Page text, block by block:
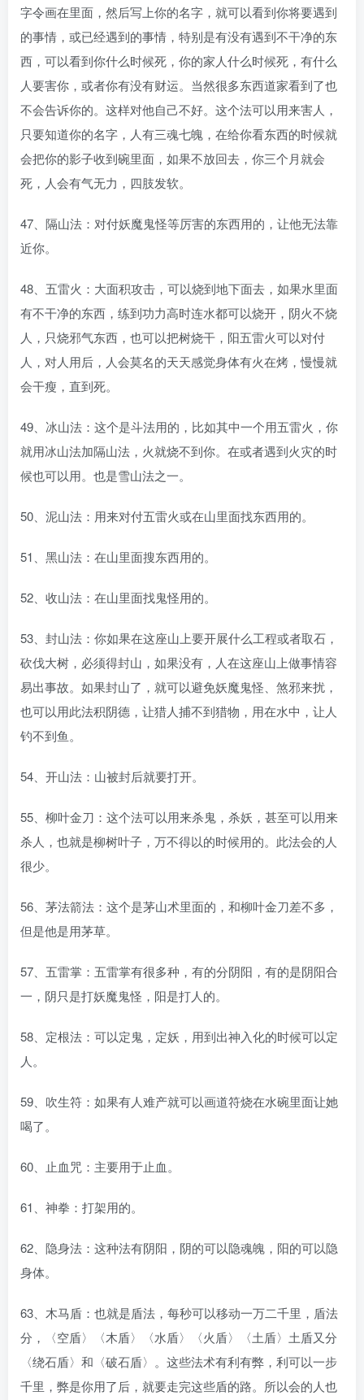
字令画在里面，然后写上你的名字，就可以看到你将要遇到
的事情，或已经遇到的事情，特别是有没有遇到不干净的东
西，可以看到你什么时候死，你的家人什么时候死，有什么
人要害你，或者你有没有财运。当然很多东西道家看到了也
不会告诉你的。这样对他自己不好。这个法可以用来害人，
只要知道你的名字，人有三魂七魄，在给你看东西的时候就
会把你的影子收到碗里面，如果不放回去，你三个月就会
死，人会有气无力，四肢发软。
47、隔山法：对付妖魔鬼怪等厉害的东西用的，让他无法靠
近你。
48、五雷火：大面积攻击，可以烧到地下面去，如果水里面
有不干净的东西，练到功力高时连水都可以烧开，阴火不烧
人，只烧邪气东西，也可以把树烧干，阳五雷火可以对付
人，对人用后，人会莫名的天天感觉身体有火在烤，慢慢就
会干瘦，直到死。
49、冰山法：这个是斗法用的，比如其中一个用五雷火，你
就用冰山法加隔山法，火就烧不到你。在或者遇到火灾的时
候也可以用。也是雪山法之一。
50、泥山法：用来对付五雷火或在山里面找东西用的。
51、黑山法：在山里面搜东西用的。
52、收山法：在山里面找鬼怪用的。
53、封山法：你如果在这座山上要开展什么工程或者取石，
砍伐大树，必须得封山，如果没有，人在这座山上做事情容
易出事故。如果封山了，就可以避免妖魔鬼怪、煞邪来扰，
也可以用此法积阴德，让猎人捕不到猎物，用在水中，让人
钓不到鱼。
54、开山法：山被封后就要打开。
55、柳叶金刀：这个法可以用来杀鬼，杀妖，甚至可以用来
杀人，也就是柳树叶子，万不得以的时候用的。此法会的人
很少。
56、茅法箭法：这个是茅山术里面的，和柳叶金刀差不多，
但是他是用茅草。
57、五雷掌：五雷掌有很多种，有的分阴阳，有的是阴阳合
一，阴只是打妖魔鬼怪，阳是打人的。
58、定根法：可以定鬼，定妖，用到出神入化的时候可以定
人。
59、吹生符：如果有人难产就可以画道符烧在水碗里面让她
喝了。
60、止血咒：主要用于止血。
61、神拳：打架用的。
62、隐身法：这种法有阴阳，阴的可以隐魂魄，阳的可以隐
身体。
63、木马盾：也就是盾法，每秒可以移动一万二千里，盾法
分，〈空盾〉〈木盾〉〈水盾〉〈火盾〉〈土盾〉土盾又分
〈绕石盾〉和〈破石盾〉。这些法术有利有弊，利可以一步
千里，弊是你用了后，就要走完这些盾的路。所以会的人也